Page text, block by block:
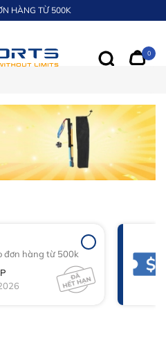
HÀNG TỪ 500K
0
đơn hàng từ 500k